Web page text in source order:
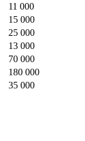
11 000
15 000
25 000
13 000
70 000
180 000
35 000